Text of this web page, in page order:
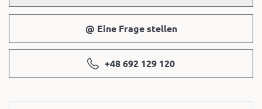
@ Eine Frage stellen
+48 692 129 120